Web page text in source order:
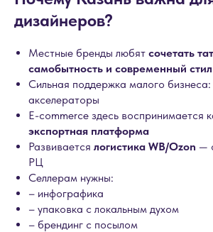
дизайнеров?
Местные бренды любят сочетать
самобытность и современный
Сильная поддержка малого
акселераторы
E-commerce здесь воспринимается
экспортная платформа
Развивается логистика WB/Ozon —
РЦ
Селлерам нужны:
– инфографика
– упаковка с локальным духом
– брендинг с посылом